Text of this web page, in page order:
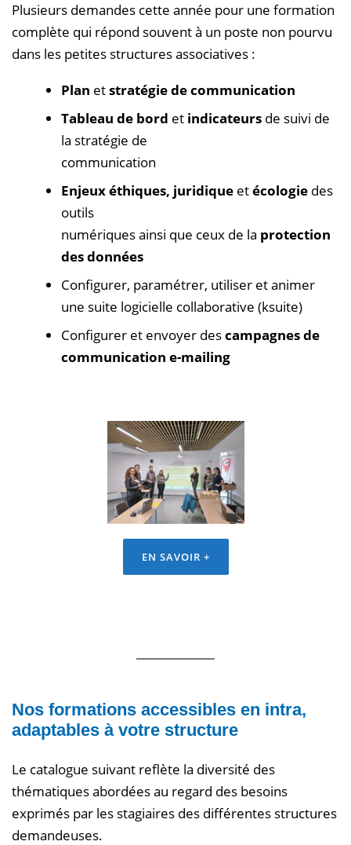
Plusieurs demandes cette année pour une formation
complète qui répond souvent à un poste non pourvu
dans les petites structures associatives :
Plan etstratégie de communication
Tableau de bord et indicateursde suivi de
la stratégie de
communication
Enjeux éthiques, juridiqueetécologie des
outils
numériques ainsi que ceux de la protection
des données
Configurer, paramétrer, utiliser et animer
une suite logicielle collaborative (ksuite)
Configurer et envoyer descampagnes de
communication e-mailing
EN SAVOIR +
Nos formations accessibles en intra,
adaptables à votre structure
Le catalogue suivant reflète la diversité des
thématiques abordées au regard des besoins
exprimés par les stagiaires des différentes structures
demandeuses.